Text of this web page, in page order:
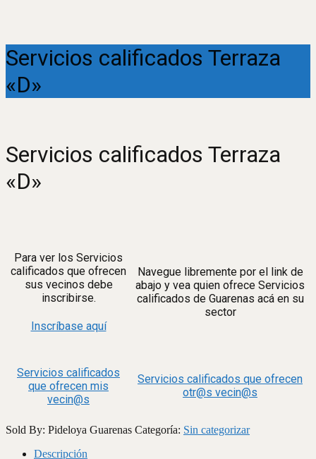
Servicios calificados Terraza
«D»
Servicios calificados Terraza
«D»
Para ver los Servicios
calificados que ofrecen
sus vecinos debe
inscribirse.
Inscríbase aquí
Navegue libremente por el link de
abajo y vea quien ofrece Servicios
calificados de Guarenas acá en su
sector
Servicios calificados
que ofrecen mis
vecin@s
Servicios calificados que ofrecen
otr@s vecin@s
Sold By: Pideloya Guarenas Categoría: Sin categorizar
Descripción